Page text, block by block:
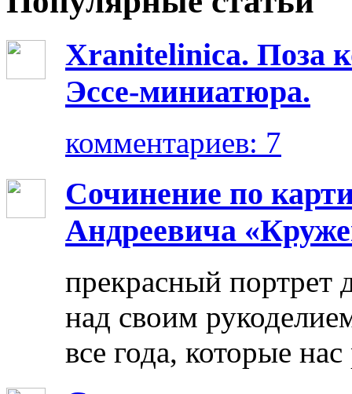
Xranitelinica. Поза
Эссе-миниатюра.
комментариев: 7
Сочинение по
Андреевича
прекрасный портрет
над своим
все года, которые